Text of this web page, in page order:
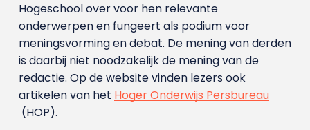
Hogeschool over voor hen relevante
onderwerpen en fungeert als podium voor
meningsvorming en debat. De mening van derden
is daarbij niet noodzakelijk de mening van de
redactie. Op de website vinden lezers ook
artikelen van het Hoger Onderwijs Persbureau
(HOP).